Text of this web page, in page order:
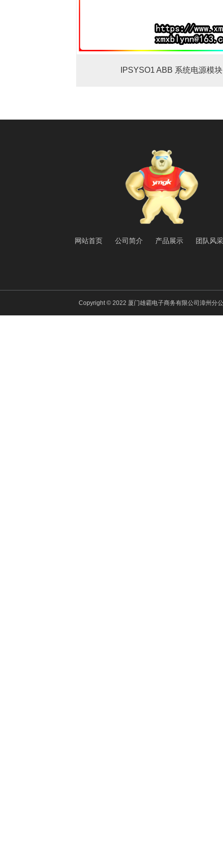
IPSYSO1 ABB 系统电源模块
网站首页 公司简介 产品展示 团队风采
Copyright © 2022 厦门雄霸电子商务有限公司漳州分